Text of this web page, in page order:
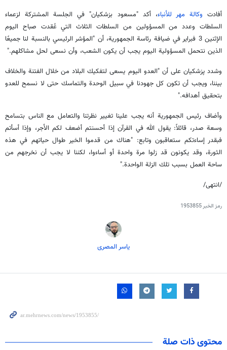
أفادت وكالة مهر للأنباء، أكد "مسعود بزشكيان" في الجلسة المشتركة لزعماء
السلطات وعدد من المسؤولين من السلطات الثلاث التي عُقدت صباح اليوم
الإثنين 3 فبراير في ضيافة رئاسة الجمهورية، أن "المؤشر الرئيسي بالنسبة لنا جميعًا
الذين نتحمل المسؤولية اليوم يجب أن يكون الشعب، وأن نسعى لحل مشاكلهم."
وشدد پزشکیان على أن "العدو اليوم يسعى لتفكيك البلاد من خلال الفتنة والخلاف
بيننا، ويجب أن تكون كل جهودنا في سبيل الوحدة والتماسك حتى لا نسمح للعدو
بتحقيق أهدافه."
وأضاف رئيس الجمهورية أنه يجب علينا تغيير نظرتنا والتعامل مع الناس بتسامح
وسعة صدر، قائلاً: يقول الله في القرآن إذا أحسنتم أضعف لكم الأجر، وإذا أسأتم
فبقدر إساءتكم ستعاقبون وتابع: "هناك من قدموا الخير طوال حياتهم في هذه
الثورة، وقد يكونون قد زلوا مرة واحدة أو أساءوا، لكننا لا يجب أن نخرجهم من
ساحة العمل بسبب تلك الزلة الواحدة."
/انتهى/
رمز الخبر1953855
یاسر المصری
محتوى ذات صلة